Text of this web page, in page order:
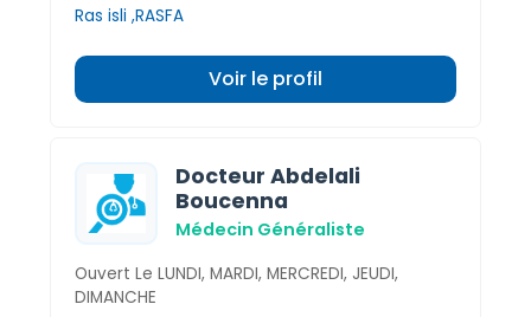
Ras isli ,RASFA
Voir le profil
Docteur Abdelali
Boucenna
Médecin Généraliste
Ouvert Le LUNDI, MARDI, MERCREDI, JEUDI,
DIMANCHE